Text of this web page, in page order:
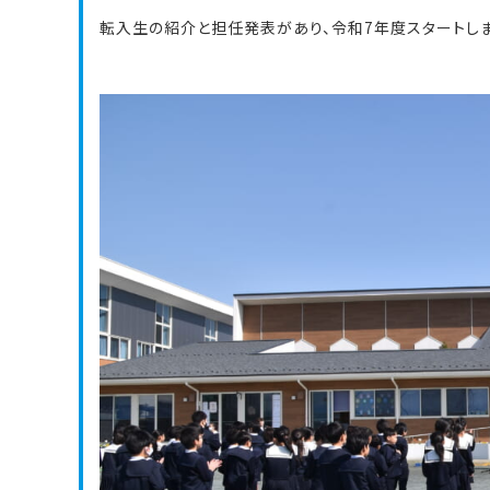
転入生の紹介と担任発表があり、令和7年度スタートしま